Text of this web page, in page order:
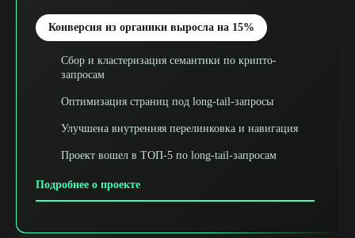
Конверсия из органики выросла на 15%
Сбор и кластеризация семантики по крипто-
запросам
Оптимизация страниц под long-tail-запросы
Улучшена внутренняя перелинковка и навигация
Проект вошел в ТОП-5 по long-tail-запросам
Подробнее о проекте